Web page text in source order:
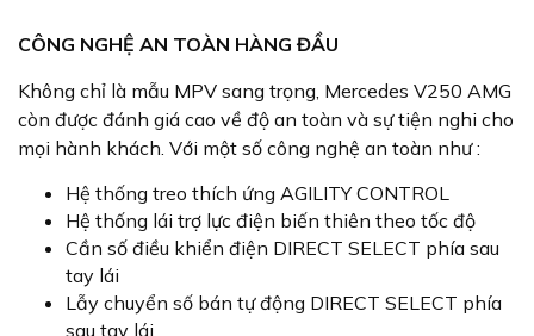
CÔNG NGHỆ AN TOÀN HÀNG ĐẦU
Không chỉ là mẫu MPV sang trọng, Mercedes V250 AMG
còn được đánh giá cao về độ an toàn và sự tiện nghi cho
mọi hành khách. Với một số công nghệ an toàn như :
Hệ thống treo thích ứng AGILITY CONTROL
Hệ thống lái trợ lực điện biến thiên theo tốc độ
Cần số điều khiển điện DIRECT SELECT phía sau
tay lái
Lẫy chuyển số bán tự động DIRECT SELECT phía
sau tay lái